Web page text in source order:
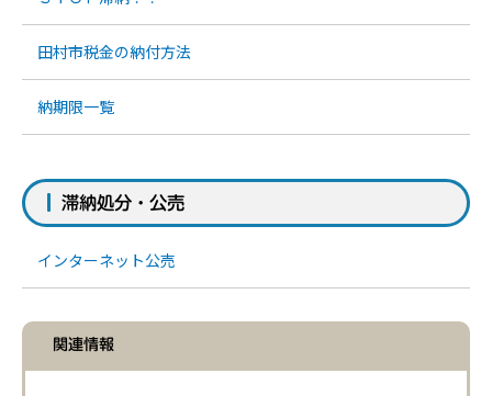
田村市税金の納付方法
納期限一覧
滞納処分・公売
インターネット公売
関連情報